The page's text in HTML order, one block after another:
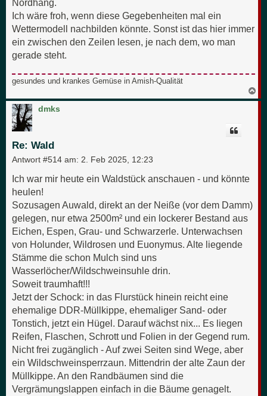
Nordhang.
Ich wäre froh, wenn diese Gegebenheiten mal ein
Wettermodell nachbilden könnte. Sonst ist das hier immer
ein zwischen den Zeilen lesen, je nach dem, wo man
gerade steht.
gesundes und krankes Gemüse in Amish-Qualität
a
dmks
Re: Wald
Antwort #514 am: 2. Feb 2025, 12:23
Ich war mir heute ein Waldstück anschauen - und könnte
heulen!
Sozusagen Auwald, direkt an der Neiße (vor dem Damm)
gelegen, nur etwa 2500m² und ein lockerer Bestand aus
Eichen, Espen, Grau- und Schwarzerle. Unterwachsen
von Holunder, Wildrosen und Euonymus. Alte liegende
Stämme die schon Mulch sind uns
Wasserlöcher/Wildschweinsuhle drin.
Soweit traumhaft!!!
Jetzt der Schock: in das Flurstück hinein reicht eine
ehemalige DDR-Müllkippe, ehemaliger Sand- oder
Tonstich, jetzt ein Hügel. Darauf wächst nix... Es liegen
Reifen, Flaschen, Schrott und Folien in der Gegend rum.
Nicht frei zugänglich - Auf zwei Seiten sind Wege, aber
ein Wildschweinsperrzaun. Mittendrin der alte Zaun der
Müllkippe. An den Randbäumen sind die
Vergrämungslappen einfach in die Bäume genagelt.